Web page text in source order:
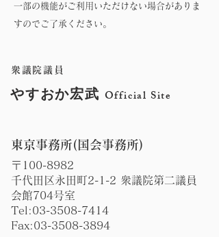
一部の機能がご利用いただけない場合がありま
すのでご了承ください。
衆議院議員
やすおか宏武 Official Site
東京事務所(国会事務所)
〒100-8982
千代田区永田町2-1-2 衆議院第二議員
会館704号室
Tel:03-3508-7414
Fax:03-3508-3894